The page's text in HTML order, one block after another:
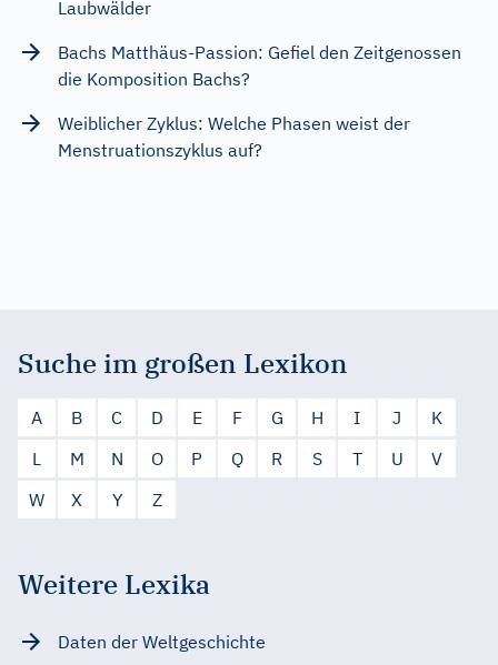
Laubwälder
Bachs Matthäus-Passion: Gefiel den Zeitgenossen
die Komposition Bachs?
Weiblicher Zyklus: Welche Phasen weist der
Menstruationszyklus auf?
Suche im großen Lexikon
A B C D E F G H I J
K
L
M N O P Q R S T U
V
W
X Y Z
Weitere Lexika
Daten der Weltgeschichte